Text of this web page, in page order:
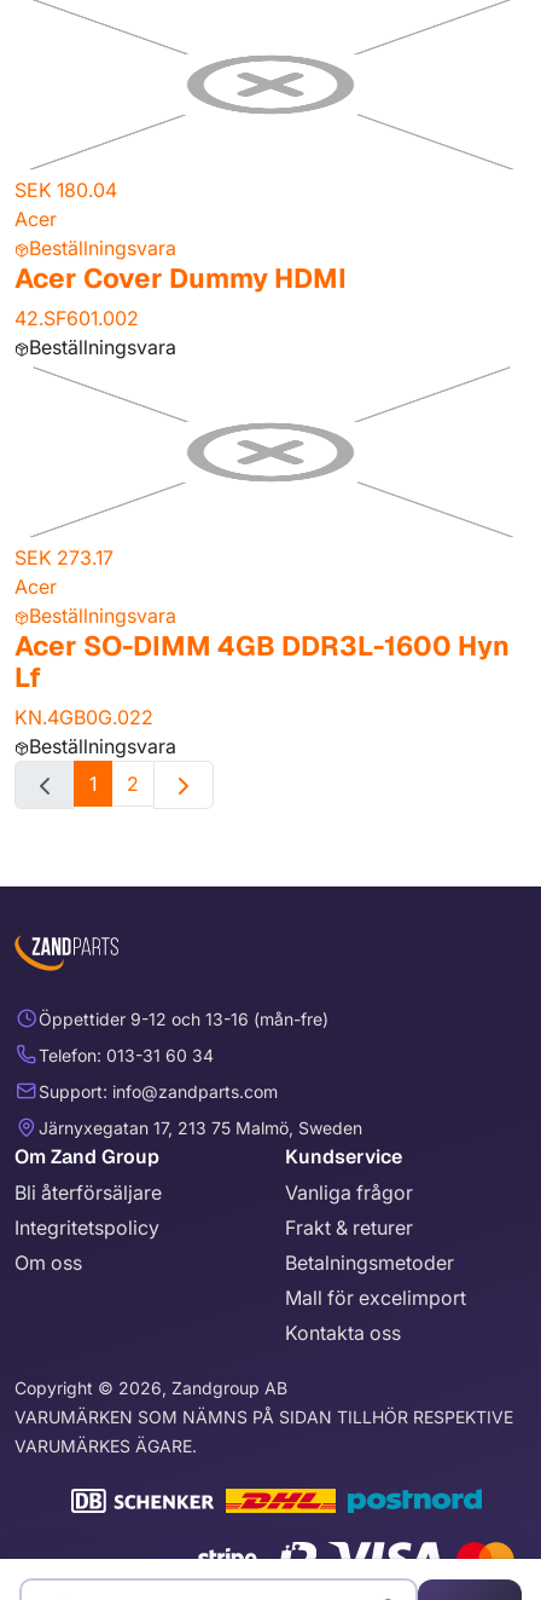
SEK 180.04
Acer
Beställningsvara
Acer Cover Dummy HDMI
42.SF601.002
Beställningsvara
SEK 273.17
Acer
Beställningsvara
Acer SO-DIMM 4GB DDR3L-1600 Hyn
Lf
KN.4GB0G.022
Beställningsvara
1
2
Öppettider 9-12 och 13-16 (mån-fre)
Telefon: 013-31 60 34
Support: info@zandparts.com
Järnyxegatan 17, 213 75 Malmö, Sweden
Om Zand Group
Bli återförsäljare
Integritetspolicy
Om oss
Kundservice
Vanliga frågor
Frakt & returer
Betalningsmetoder
Mall för excelimport
Kontakta oss
Copyright © 2026, Zandgroup AB
VARUMÄRKEN SOM NÄMNS PÅ SIDAN TILLHÖR RESPEKTIVE
VARUMÄRKES ÄGARE.